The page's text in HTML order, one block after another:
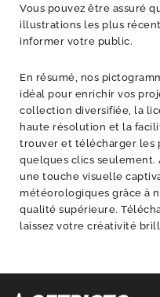
Vous pouvez être assuré
illustrations les plus
informer votre public.
En résumé, nos
idéal pour enrichir vos
collection diversifiée, la
haute résolution et la
trouver et télécharger les
quelques clics seulement.
une touche visuelle
météorologiques grâce à
qualité supérieure.
laissez votre créativité